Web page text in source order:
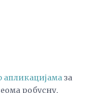
апликацијама за
робусну,